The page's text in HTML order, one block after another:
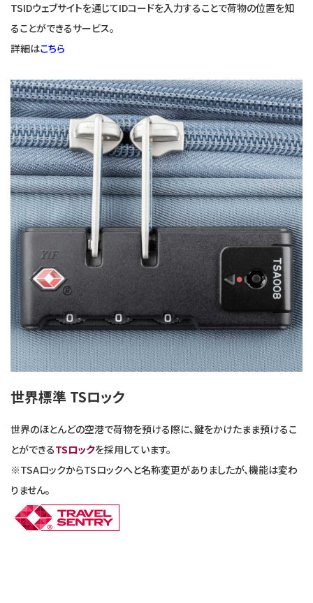
TSIDウェブサイトを通じてIDコードを入力することで荷物の位置を知
ることができるサービス。
詳細はこちら
世界標準 TSロック
世界のほとんどの空港で荷物を預ける際に、鍵をかけたまま預けるこ
とができるTSロックを採用しています。
※TSAロックからTSロックへと名称変更がありましたが、機能は変わ
りません。